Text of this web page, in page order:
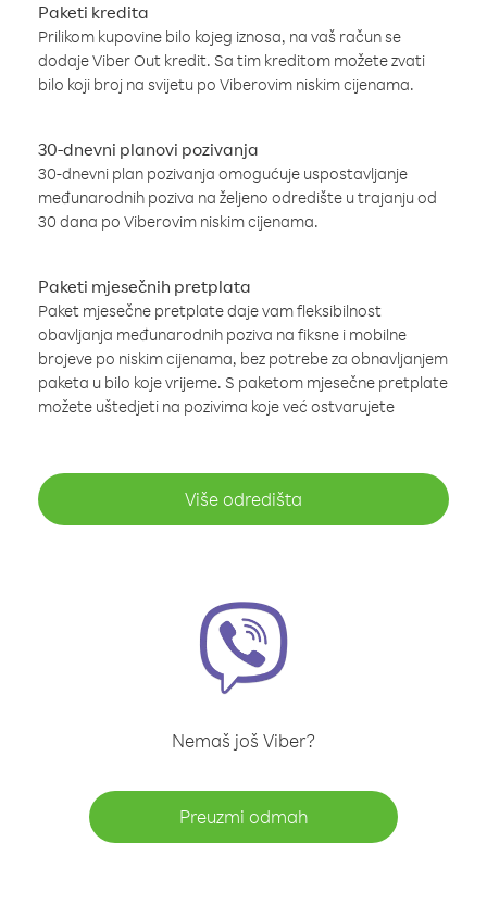
Paketi kredita
Prilikom kupovine bilo kojeg iznosa, na vaš račun se
dodaje Viber Out kredit. Sa tim kreditom možete zvati
bilo koji broj na svijetu po Viberovim niskim cijenama.
30-dnevni planovi pozivanja
30-dnevni plan pozivanja omogućuje uspostavljanje
međunarodnih poziva na željeno odredište u trajanju od
30 dana po Viberovim niskim cijenama.
Paketi mjesečnih pretplata
Paket mjesečne pretplate daje vam fleksibilnost
obavljanja međunarodnih poziva na fiksne i mobilne
brojeve po niskim cijenama, bez potrebe za obnavljanjem
paketa u bilo koje vrijeme. S paketom mjesečne pretplate
možete uštedjeti na pozivima koje već ostvarujete
Više odredišta
Nemaš još Viber?
Preuzmi odmah